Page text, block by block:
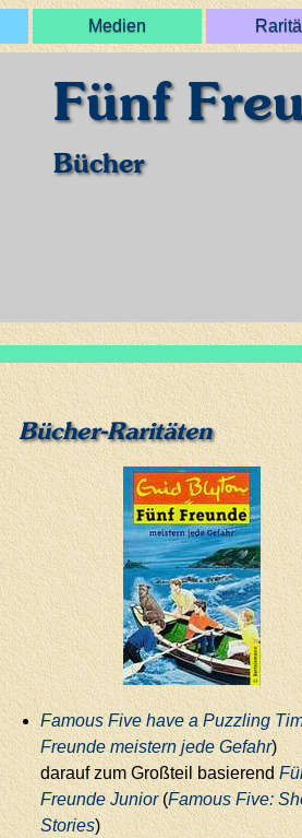
Medien
Fünf
Bücher
Bücher-Raritäten
Famous Five have a Puzzling
Freunde meistern jede Gefahr)
darauf zum Großteil basierend
Freunde Junior(Famous Five:
Stories)